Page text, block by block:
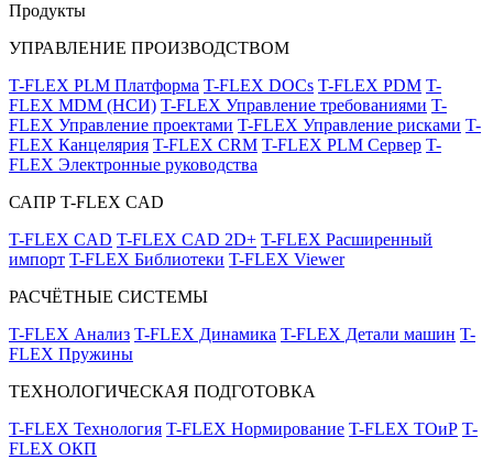
Продукты
УПРАВЛЕНИЕ ПРОИЗВОДСТВОМ
T-FLEX PLM Платформа T-FLEX DOCs T-FLEX PDM T-
FLEX MDM (НСИ) T-FLEX Управление требованиями T-
FLEX Управление проектами T-FLEX Управление рисками T-
FLEX Канцелярия T-FLEX CRM T-FLEX PLM Сервер T-
FLEX Электронные руководства
САПР T-FLEX CAD
T-FLEX CAD T-FLEX CAD 2D+ T-FLEX Расширенный
импорт T-FLEX Библиотеки T-FLEX Viewer
РАСЧЁТНЫЕ СИСТЕМЫ
T-FLEX Анализ T-FLEX Динамика T-FLEX Детали машин T-
FLEX Пружины
ТЕХНОЛОГИЧЕСКАЯ ПОДГОТОВКА
T-FLEX Технология T-FLEX Нормирование T-FLEX ТОиР T-
FLEX ОКП